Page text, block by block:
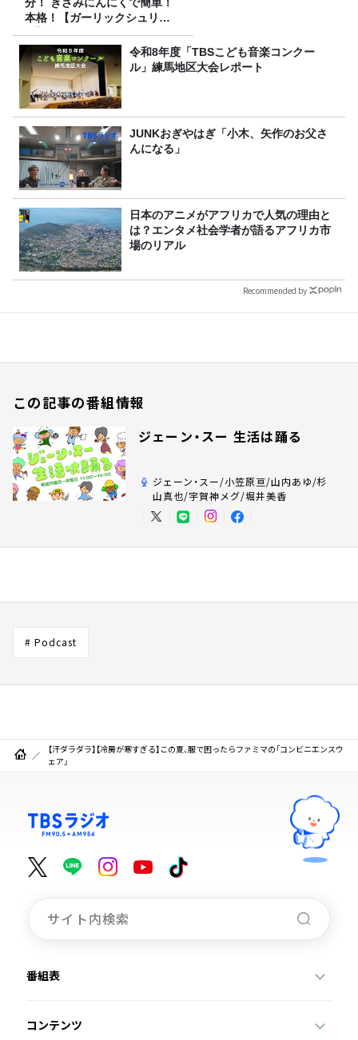
本格！【ガーリックシュリン
プ】 桃屋のかんたんレシピ
令和8年度「TBSこども音楽コンクー
ル」練馬地区大会レポート
JUNKおぎやはぎ「小木、矢作のお父さ
んになる」
日本のアニメがアフリカで人気の理由と
は？エンタメ社会学者が語るアフリカ市
場のリアル
Recommended by
この記事の番組情報
ジェーン・スー 生活は踊る
ジェーン・スー/小笠原亘/山内あゆ/杉
山真也/宇賀神メグ/堀井美香
# Podcast
【汗ダラダラ】【冷房が寒すぎる】この夏、服で困ったらファミマの「コンビニエンスウ
ェア」
番組表
コンテンツ